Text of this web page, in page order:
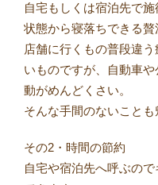
自宅もしくは宿泊先で
状態から寝落ちできる贅
店舗に行くもの普段違
いものですが、自動車
動がめんどくさい。
そんな手間のないことも
その2・時間の節約
自宅や宿泊先へ呼ぶの